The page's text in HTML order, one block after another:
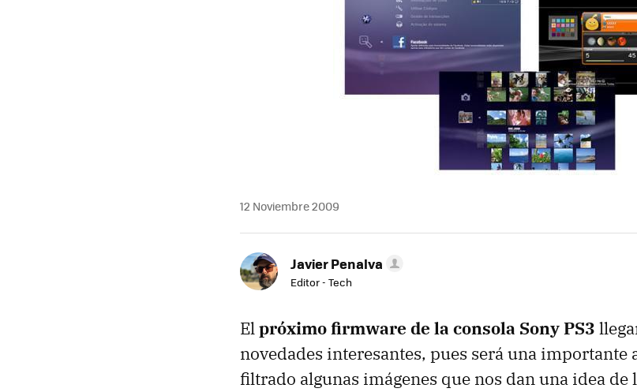
12 Noviembre 2009
Javier Penalva
Editor - Tech
Elpróximo firmware de la consola Sony PS3
novedades interesantes, pues será una importante
filtrado algunas imágenes que nos dan una idea de